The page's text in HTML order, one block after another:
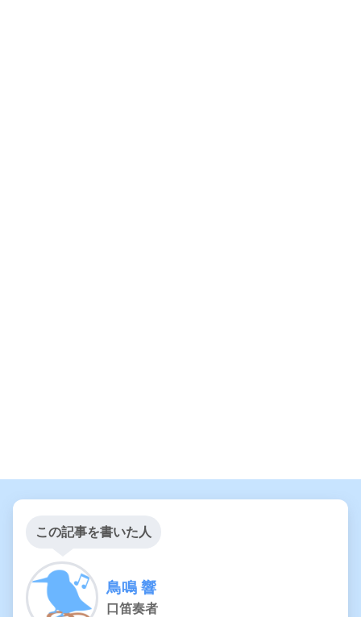
この記事を書いた人
鳥鳴 響
口笛奏者